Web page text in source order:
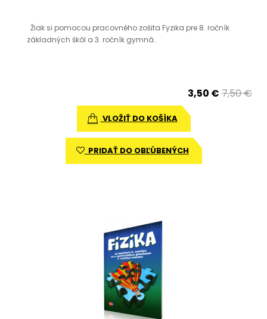
Žiak si pomocou pracovného zošita Fyzika pre 8. ročník
základných škôl a 3. ročník gymná..
3,50 € 7,50 €
VLOŽIŤ DO KOŠÍKA
PRIDAŤ DO OBĽÚBENÝCH